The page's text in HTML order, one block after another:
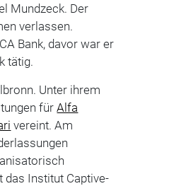
Mundzeck. Der
verlassen.
Bank, davor war er
tätig.
Unter ihrem
fürAlfa
vereint. Am
das Institut Captive-